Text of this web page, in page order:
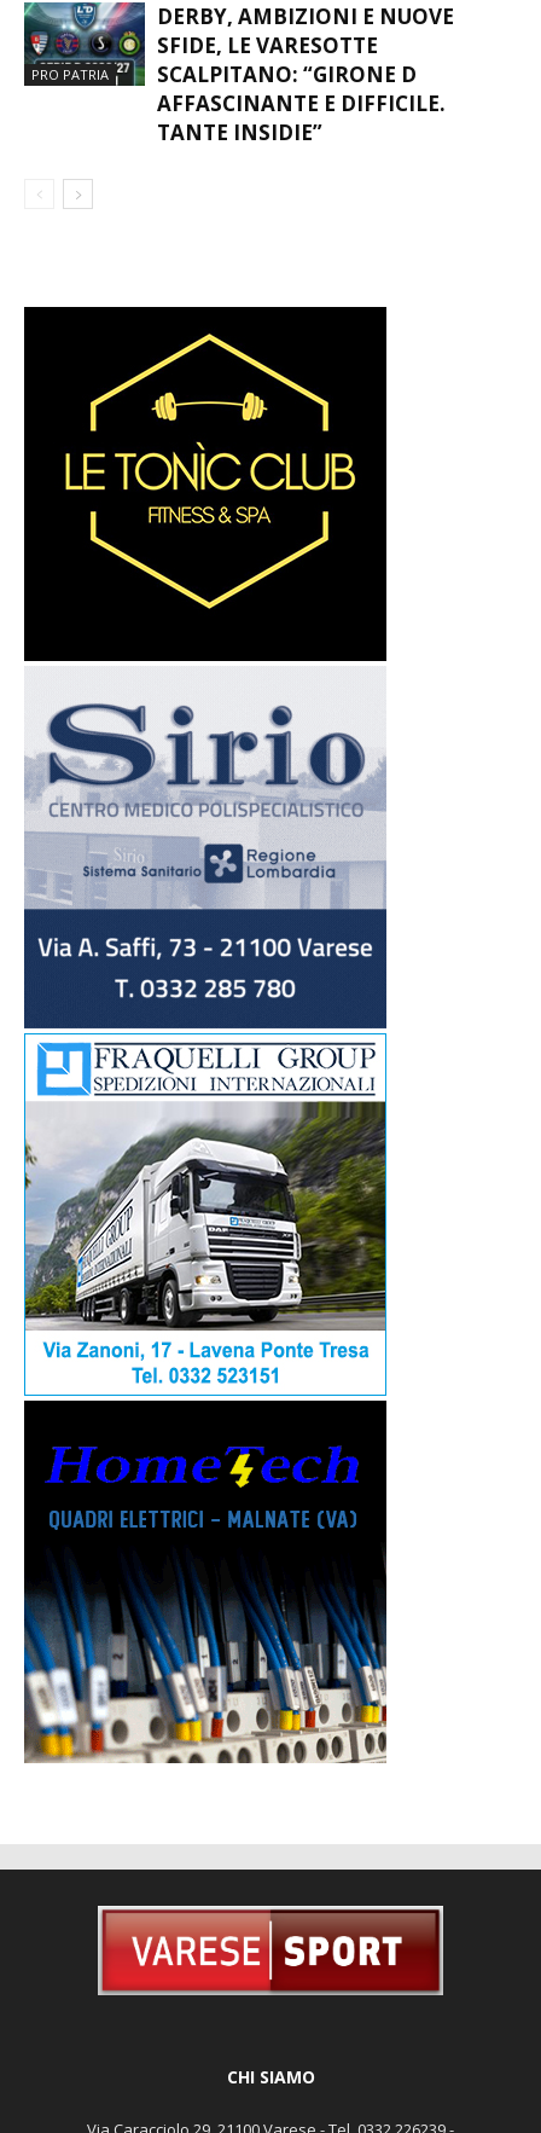
PRO PATRIA
DERBY, AMBIZIONI E NUOVE
SFIDE, LE VARESOTTE
SCALPITANO: “GIRONE D
AFFASCINANTE E DIFFICILE.
TANTE INSIDIE”
CHI SIAMO